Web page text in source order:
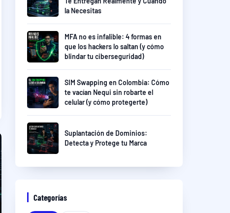
la Necesitas
MFA no es infalible: 4 formas en
que los hackers lo saltan (y cómo
blindar tu ciberseguridad)
SIM Swapping en Colombia: Cómo
te vacían Nequi sin robarte el
celular (y cómo protegerte)
Suplantación de Dominios:
Detecta y Protege tu Marca
Categorías